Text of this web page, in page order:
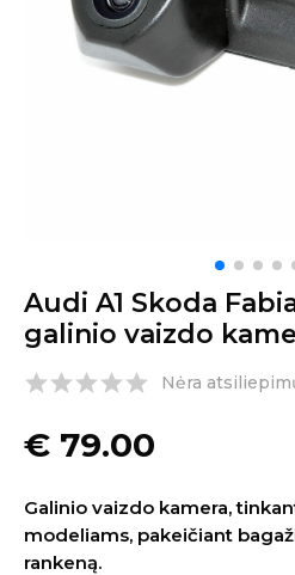
Audi A1 Skoda
galinio vaizdo
Nėra
€ 79.00
Galinio vaizdo kamera,
modeliams, pakeičiant
rankeną.